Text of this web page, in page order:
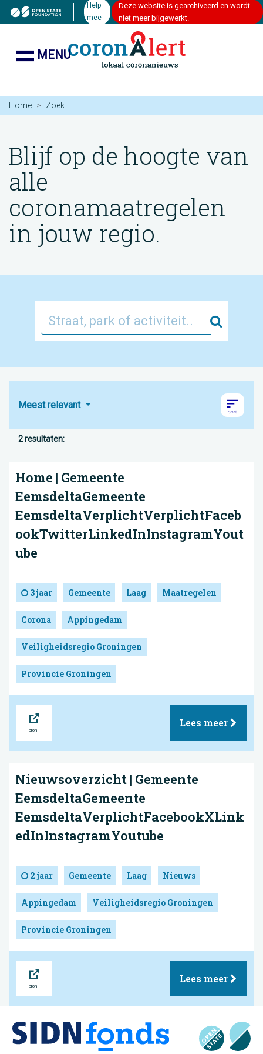
Help
mee
Deze website is gearchiveerd en wordt
niet meer bijgewerkt.
MENU
Home Zoek
Blijf op de hoogte van
alle
coronamaatregelen
in jouw regio.
Zoek
Meest relevant
2 resultaten:
Home | Gemeente
EemsdeltaGemeente
EemsdeltaVerplichtVerplichtFaceb
ookTwitterLinkedInInstagramYout
ube
3 jaar Gemeente Laag Maatregelen
Corona Appingedam
Veiligheidsregio Groningen
Provincie Groningen
Lees meer
Nieuwsoverzicht | Gemeente
EemsdeltaGemeente
EemsdeltaVerplichtFacebookXLink
edInInstagramYoutube
2 jaar Gemeente Laag Nieuws
Appingedam Veiligheidsregio Groningen
Provincie Groningen
Lees meer